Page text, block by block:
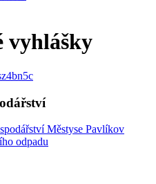
vyhlášky
Městyse Pavlíkov
odpadu